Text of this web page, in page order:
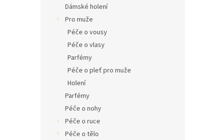
Dámské holení
Pro muže
Péče o vousy
Péče o vlasy
Parfémy
Péče o pleť pro muže
Holení
Parfémy
Péče o nohy
Péče o ruce
Péče o tělo